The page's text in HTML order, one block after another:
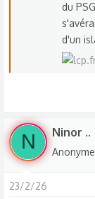
Depuis le Qatar
Ou ils Ont Une
du
d'un
N Ninor ..
Anonyme
23/2/26